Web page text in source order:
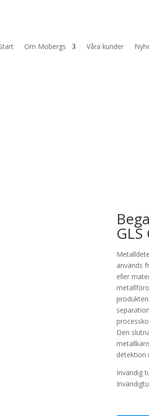
Om Mobergs Våra kunder
används
eller
Den
detektion
Invändig